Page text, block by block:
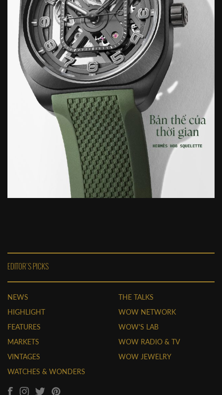
EDITOR'S PICKS
NEWS
HIGHLIGHT
FEATURES
MARKETS
VINTAGES
WATCHES & WONDERS
THE TALKS
WOW NETWORK
WOW'S LAB
WOW RADIO & TV
WOW JEWELRY